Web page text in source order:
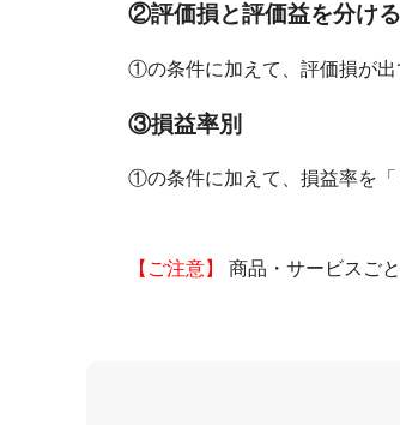
②評価損と評価益を分ける
①の条件に加えて、評価損が
③損益率別
①の条件に加えて、損益率を
【ご注意】 商品・サービスご